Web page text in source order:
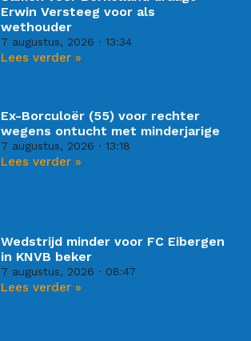
Erwin Versteeg voor als
wethouder
7 augustus, 2026 13:34
Lees verder »
Ex-Borculoër (55) voor rechter
wegens ontucht met minderjarige
7 augustus, 2026 13:18
Lees verder »
Wedstrijd minder voor FC Eibergen
in KNVB beker
7 augustus, 2026 08:47
Lees verder »